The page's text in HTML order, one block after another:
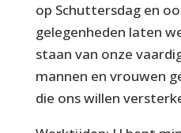
op Schuttersdag en
gelegenheden laten
staan van onze
mannen en vrouwen
die ons willen